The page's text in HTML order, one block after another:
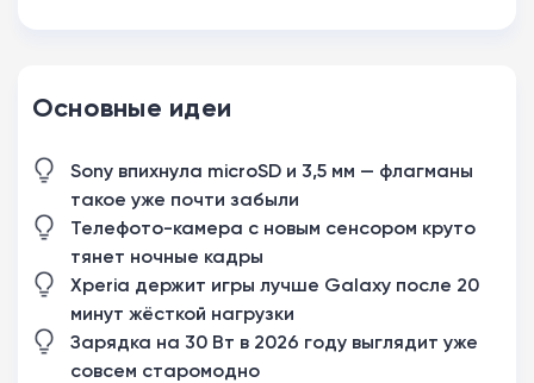
Основные идеи
Sony впихнула microSD и 3,5 мм — флагманы
такое уже почти забыли
Телефото-камера с новым сенсором круто
тянет ночные кадры
Xperia держит игры лучше Galaxy после 20
минут жёсткой нагрузки
Зарядка на 30 Вт в 2026 году выглядит уже
совсем старомодно